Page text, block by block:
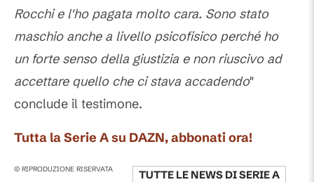
Rocchi e l'ho pagata molto cara. Sono stato
maschio anche a livello psicofisico perché ho
un forte senso della giustizia e non riuscivo ad
accettare quello che ci stava accadendo"
conclude il testimone.
Tutta la Serie A su DAZN, abbonati ora!
© RIPRODUZIONE RISERVATA TUTTE LE NEWS DISERIE A